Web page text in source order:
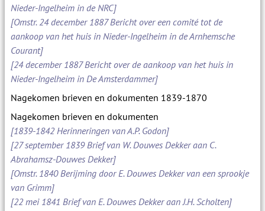
Nieder-Ingelheim in de NRC]
[Omstr. 24 december 1887 Bericht over een comité tot de
aankoop van het huis in Nieder-Ingelheim in de Arnhemsche
Courant]
[24 december 1887 Bericht over de aankoop van het huis in
Nieder-Ingelheim in De Amsterdammer]
Nagekomen brieven en dokumenten 1839-1870
Nagekomen brieven en dokumenten
[1839-1842 Herinneringen van A.P. Godon]
[27 september 1839 Brief van W. Douwes Dekker aan C.
Abrahamsz-Douwes Dekker]
[Omstr. 1840 Berijming door E. Douwes Dekker van een sprookje
van Grimm]
[22 mei 1841 Brief van E. Douwes Dekker aan J.H. Scholten]